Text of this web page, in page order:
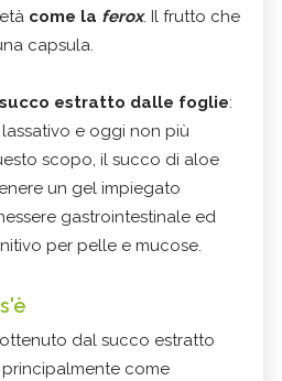
come la ferox. Il frutto che
capsula.
succo estratto dalle foglie:
e oggi non più
scopo, il succo di aloe
un gel impiegato
gastrointestinale ed
per pelle e mucose.
dal succo estratto
come